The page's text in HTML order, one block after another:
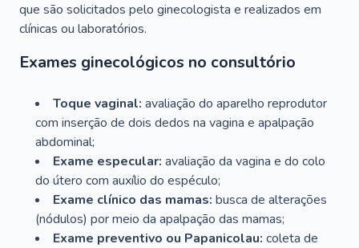
que são solicitados pelo ginecologista e realizados em
clínicas ou laboratórios.
Exames ginecológicos no consultório
Toque vaginal: avaliação do aparelho reprodutor
com inserção de dois dedos na vagina e apalpação
abdominal;
Exame especular: avaliação da vagina e do colo
do útero com auxílio do espéculo;
Exame clínico das mamas: busca de alterações
(nódulos) por meio da apalpação das mamas;
Exame preventivo ou Papanicolau: coleta de